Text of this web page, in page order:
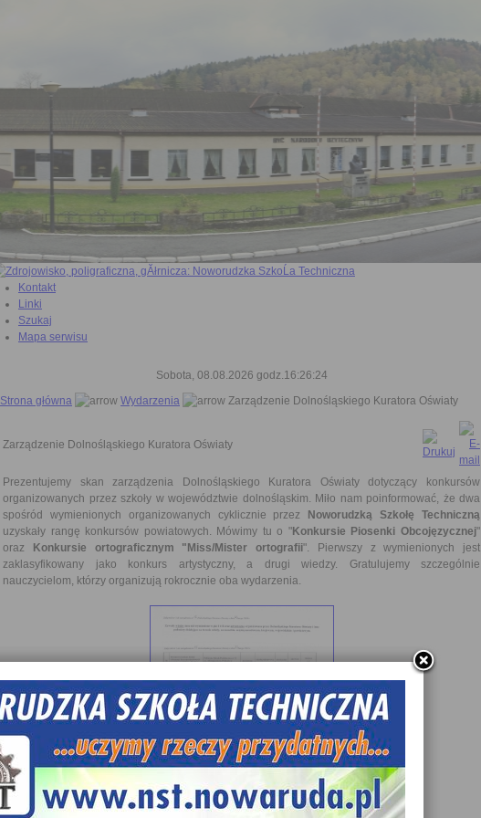
Kontakt
Linki
Szukaj
Mapa serwisu
Sobota, 08.08.2026 godz.16:26:25
Strona główna
Wydarzenia Zarządzenie Dolnośląskiego Kuratora Oświaty
Zarządzenie Dolnośląskiego Kuratora Oświaty
Prezentujemy skan zarządzenia Dolnośląskiego Kuratora Oświaty dotyczący konkursów
organizowanych przez szkoły w województwie dolnośląskim. Miło nam poinformować, że dwa
spośród wymienionych organizowanych cyklicznie przez
Noworudzką Szkołę Techniczną
uzyskały rangę konkursów powiatowych. Mówimy tu o "Konkursie Piosenki Obcojęzycznej"
oraz
Konkursie ortograficznym "Miss/Mister ortografii". Pierwszy z wymienionych jest
zaklasyfikowany jako konkurs artystyczny, a drugi wiedzy. Gratulujemy szczególnie
nauczycielom, którzy organizują rokrocznie oba wydarzenia.